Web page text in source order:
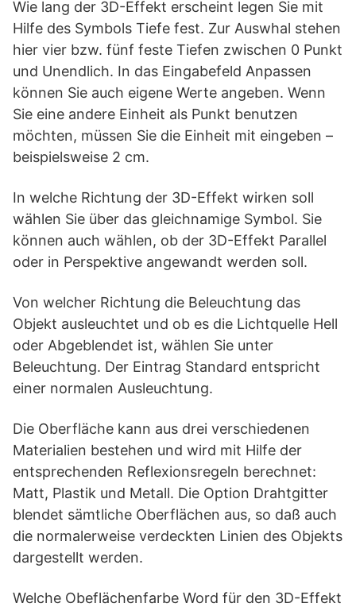
Wie lang der 3D-Effekt erscheint legen Sie mit
Hilfe des Symbols Tiefe fest. Zur Auswhal stehen
hier vier bzw. fünf feste Tiefen zwischen 0 Punkt
und Unendlich. In das Eingabefeld Anpassen
können Sie auch eigene Werte angeben. Wenn
Sie eine andere Einheit als Punkt benutzen
möchten, müssen Sie die Einheit mit eingeben –
beispielsweise 2 cm.
In welche Richtung der 3D-Effekt wirken soll
wählen Sie über das gleichnamige Symbol. Sie
können auch wählen, ob der 3D-Effekt Parallel
oder in Perspektive angewandt werden soll.
Von welcher Richtung die Beleuchtung das
Objekt ausleuchtet und ob es die Lichtquelle Hell
oder Abgeblendet ist, wählen Sie unter
Beleuchtung. Der Eintrag Standard entspricht
einer normalen Ausleuchtung.
Die Oberfläche kann aus drei verschiedenen
Materialien bestehen und wird mit Hilfe der
entsprechenden Reflexionsregeln berechnet:
Matt, Plastik und Metall. Die Option Drahtgitter
blendet sämtliche Oberflächen aus, so daß auch
die normalerweise verdeckten Linien des Objekts
dargestellt werden.
Welche Obeflächenfarbe Word für den 3D-Effekt